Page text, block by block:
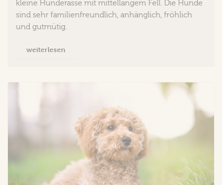
kleine Hunderasse mit mittellangem Fell. Die Hunde
sind sehr familienfreundlich, anhänglich, fröhlich
und gutmütig.
weiterlesen